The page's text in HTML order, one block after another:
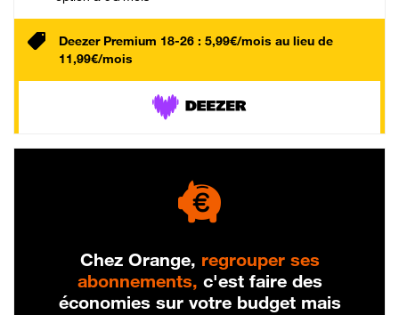
Deezer Premium 18-26 : 5,99€/mois au lieu de
11,99€/mois
Chez Orange, regrouper ses
abonnements, c'est faire des
économies sur votre budget mais